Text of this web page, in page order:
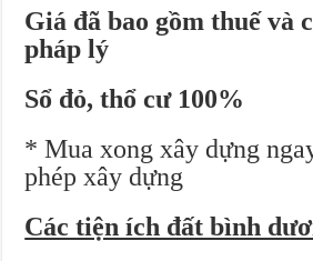
Giá đã bao gồm thuế và
pháp lý
Sổ đỏ, thổ cư 100%
* Mua xong xây dựng
phép xây dựng
Các tiện ích đất bình